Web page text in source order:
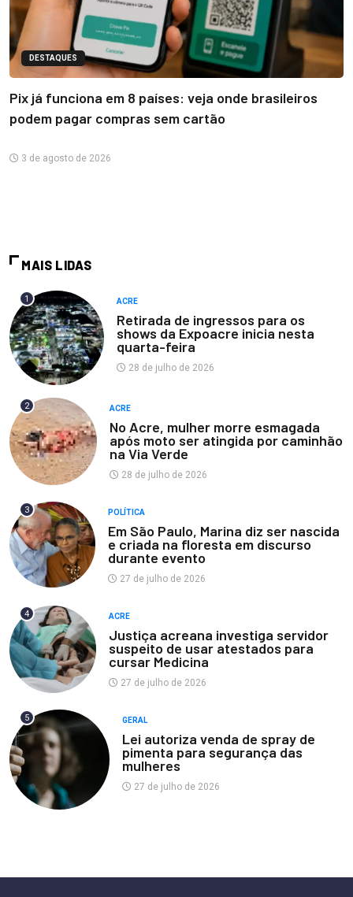
DESTAQUES
Pix já funciona em 8 países: veja onde brasileiros
podem pagar compras sem cartão
3 de agosto de 2026
MAIS LIDAS
1 ACRE
Retirada de ingressos para os
shows da Expoacre inicia nesta
quarta-feira
28 de julho de 2026
2 ACRE
No Acre, mulher morre esmagada
após moto ser atingida por caminhão
na Via Verde
28 de julho de 2026
3 POLÍTICA
Em São Paulo, Marina diz ser nascida
e criada na floresta em discurso
durante evento
27 de julho de 2026
4 ACRE
Justiça acreana investiga servidor
suspeito de usar atestados para
cursar Medicina
27 de julho de 2026
5 GERAL
Lei autoriza venda de spray de
pimenta para segurança das
mulheres
27 de julho de 2026